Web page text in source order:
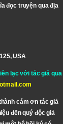
đọc truyện qua địa
USA
lạc với tác giả qua
cám ơn tác giả
đến quý độc giả